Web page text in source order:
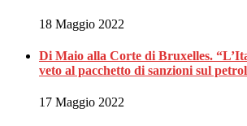
18 Maggio 2022
Di Maio alla Corte di Bruxelles.
veto al pacchetto di sanzioni sul
17 Maggio 2022